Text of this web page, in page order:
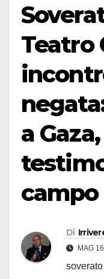
Teatro
a Gaza,
campo
Di
MAG
soverato